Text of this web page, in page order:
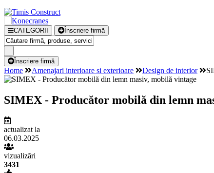
CATEGORII Înscriere firmă
Înscriere firmă
Home Amenajari interioare si exterioare Design de interior
SIMEX - Producător mobilă din lemn
actualizat la
06.03.2025
vizualizări
3431